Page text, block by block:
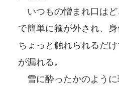
いつもの憎まれ口はど
で簡単に箍が外され、身
ちょっと触れられるだ
が漏れる。
雪に酔ったかのよう